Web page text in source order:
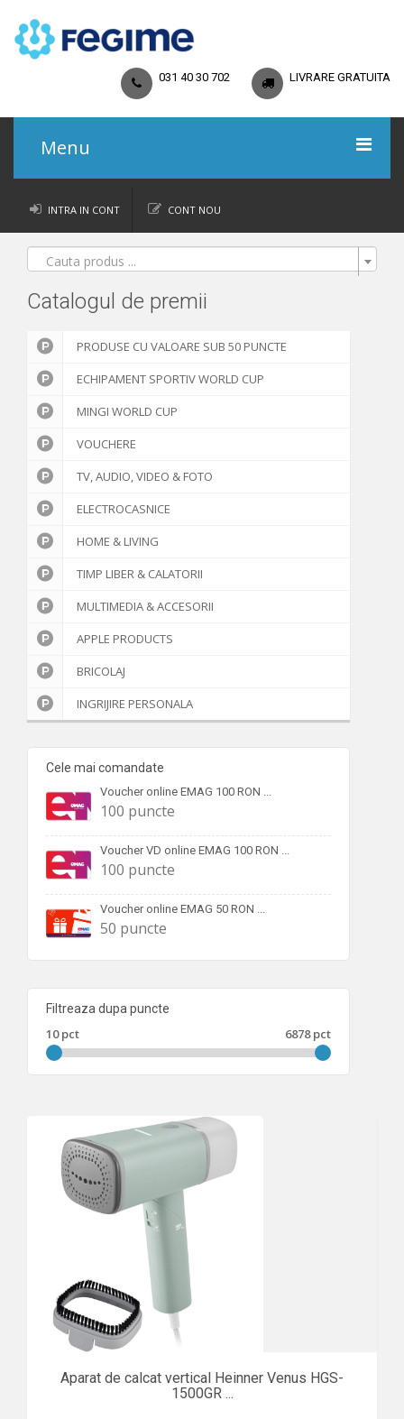
031 40 30 702 LIVRARE GRATUITA
Menu
Acasa
Catalog
Promoții
Termeni și Condiții
Ajutor
INTRA IN CONT CONT NOU
Cauta produs ...
Catalogul de premii
PRODUSE CU VALOARE SUB 50 PUNCTE
ECHIPAMENT SPORTIV WORLD CUP
MINGI WORLD CUP
VOUCHERE
TV, AUDIO, VIDEO & FOTO
ELECTROCASNICE
HOME & LIVING
TIMP LIBER & CALATORII
MULTIMEDIA & ACCESORII
APPLE PRODUCTS
BRICOLAJ
INGRIJIRE PERSONALA
Cele mai comandate
Voucher online EMAG 100 RON ...
100 puncte
Voucher VD online EMAG 100 RON ...
100 puncte
Voucher online EMAG 50 RON ...
50 puncte
Filtreaza dupa puncte
10 pct 6878 pct
Aparat de calcat vertical Heinner Venus HGS-
1500GR ...